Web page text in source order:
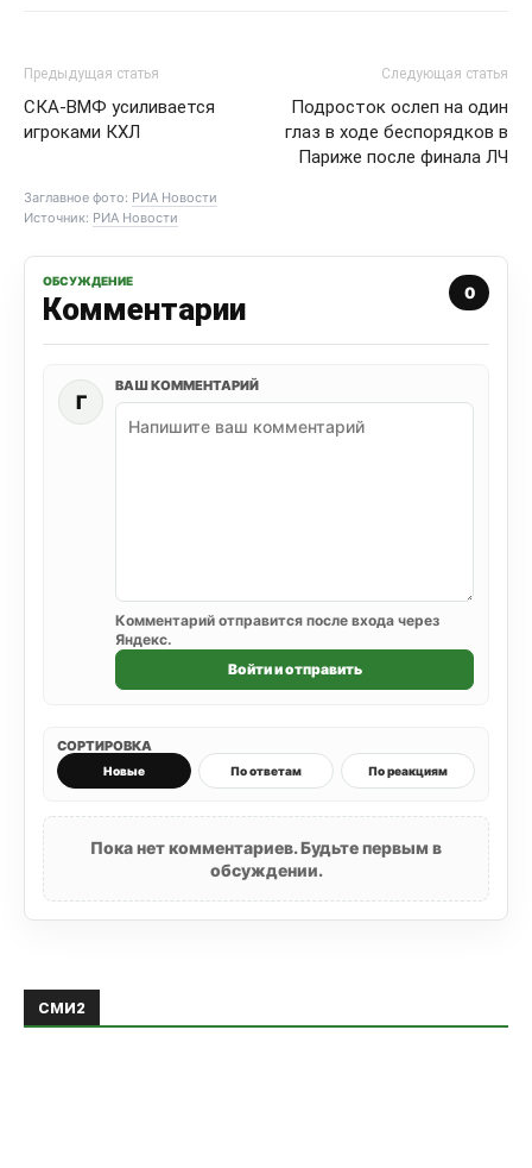
Предыдущая статья
СКА-ВМФ усиливается
игроками КХЛ
Следующая статья
Подросток ослеп на один
глаз в ходе беспорядков в
Париже после финала ЛЧ
Заглавное фото: РИА Новости
Источник: РИА Новости
ОБСУЖДЕНИЕ
Комментарии 0
Г
ВАШ КОММЕНТАРИЙ
Комментарий отправится после входа через
Яндекс.
Войти и отправить
СОРТИРОВКА
Новые По ответам По реакциям
Пока нет комментариев. Будьте первым в
обсуждении.
СМИ2